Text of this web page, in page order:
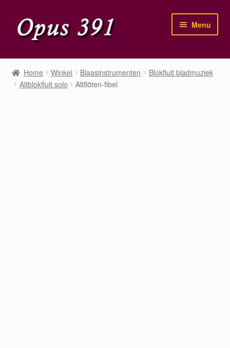
Ga
door
navigatie
Ga
naar
inhoud
Menu
Home
Winkel
Home Winkel Blaasinstrumenten
Blokfluit bladmuziek
Altblokfluit solo
Altflöten-fibel